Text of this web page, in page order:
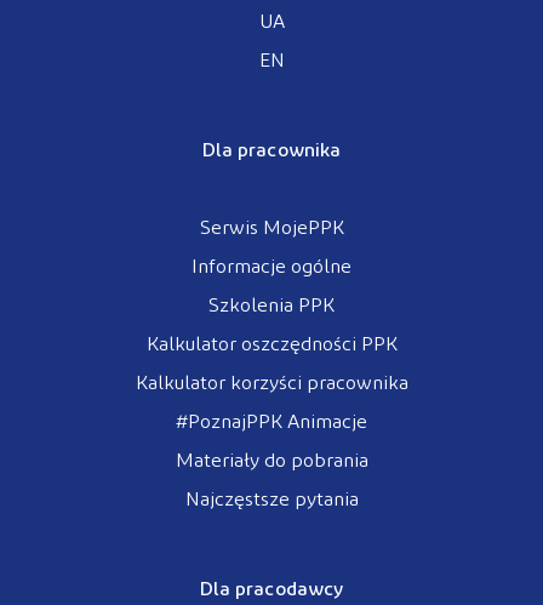
UA
EN
Dla pracownika
Serwis MojePPK
Informacje ogólne
Szkolenia PPK
Kalkulator oszczędności PPK
Kalkulator korzyści pracownika
#PoznajPPK Animacje
Materiały do pobrania
Najczęstsze pytania
Dla pracodawcy